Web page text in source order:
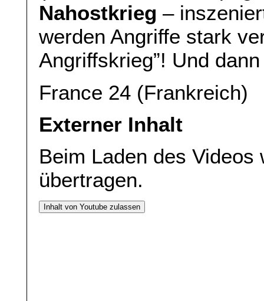
Nahostkrieg –
werden Angriffe stark
Angriffskrieg”! Und
France 24 (Frankreich)
Externer Inhalt
Beim Laden des Videos
übertragen.
Inhalt von Youtube zulassen